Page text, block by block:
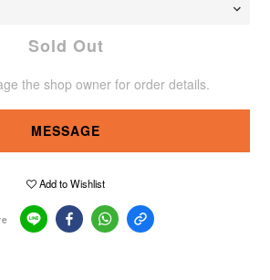
Sold Out
the shop owner for order details.
MESSAGE
Add to Wishlist